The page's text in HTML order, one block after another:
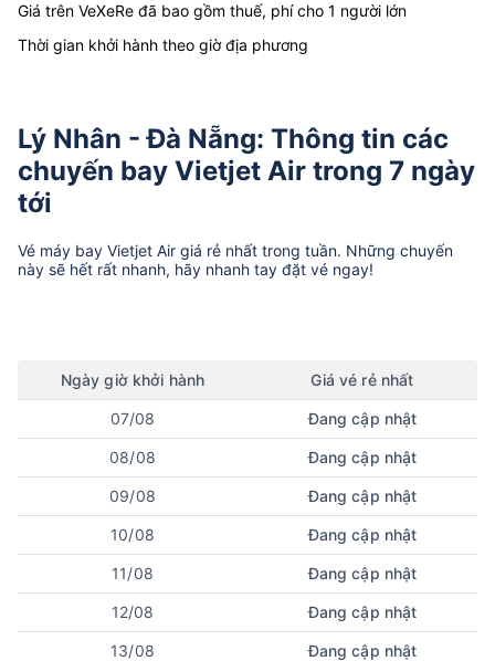
Giá trên VeXeRe đã bao gồm thuế, phí cho 1 người lớn
Thời gian khởi hành theo giờ địa phương
Lý Nhân - Đà Nẵng: Thông tin các
chuyến bay Vietjet Air trong 7 ngày
tới
Vé máy bay Vietjet Air giá rẻ nhất trong tuần. Những chuyến
này sẽ hết rất nhanh, hãy nhanh tay đặt vé ngay!
Ngày giờ khởi hành Giá vé rẻ nhất
07/08 Đang cập nhật
08/08 Đang cập nhật
09/08 Đang cập nhật
10/08 Đang cập nhật
11/08 Đang cập nhật
12/08 Đang cập nhật
13/08 Đang cập nhật